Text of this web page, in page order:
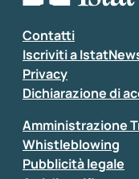
Inserisci il tuo
Contatti
Iscriviti a
Privacy
Dichiarazione di
Amministrazione
Whistleblowing
Pubblicità legale